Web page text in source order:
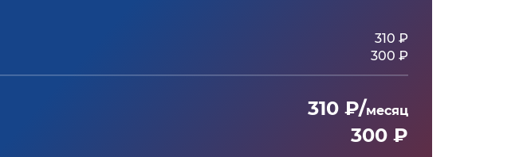
310 ₽
300 ₽
310 ₽/месяц
300 ₽